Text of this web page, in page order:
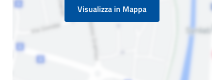
Visualizza in Mappa